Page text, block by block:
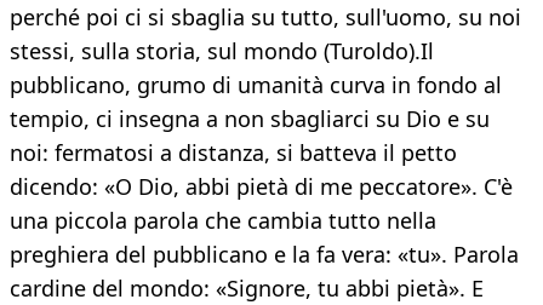
perché poi ci si sbaglia su tutto, sull'uomo, su noi
stessi, sulla storia, sul mondo (Turoldo).Il
pubblicano, grumo di umanità curva in fondo al
tempio, ci insegna a non sbagliarci su Dio e su
noi: fermatosi a distanza, si batteva il petto
dicendo: «O Dio, abbi pietà di me peccatore». C'è
una piccola parola che cambia tutto nella
preghiera del pubblicano e la fa vera: «tu». Parola
cardine del mondo: «Signore, tu abbi pietà». E